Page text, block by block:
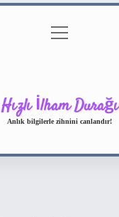
Gizlilik Politikası
menüyü
aç
Hızlı İlham Durağı
Anlık bilgilerle zihnini canlandır!